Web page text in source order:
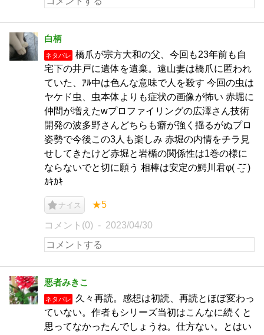
白柄
ネタバレ
橋爪が宗方大和の父、今回も23年前も自
宅下の井戸に遺体を遺棄。遠山妻は橋爪に匿われ
ていた、ｱﾙ中は色んな意味で人を殺す 今回の虫は
ヤケド虫、虫本体よりも症状の画像が怖い 赤堀に
仲間が増えたwプロファイリングの広澤さん技術
開発の波多野さんどちらも癖が強く揺るがぬプロ
姿勢で今後この3人も楽しみ 赤堀の内情をチラ見
せしてきたけど赤堀と岩楯の関係性は1巻の様に
ならないでと切に願う 相棒は安定の鰐川君φ( -᷅ ̫̈-᷄ )
ｶｷｶｷ
ナイス ★5
コメント(0) 2023/04/30
悪者みきこ
ネタバレ
久々再読。感想は初読、再読とほぼ変わっ
ていない。作者もシリーズ当初はこんなに続くと
思ってなかったんでしょうね。仕方ない。とはい